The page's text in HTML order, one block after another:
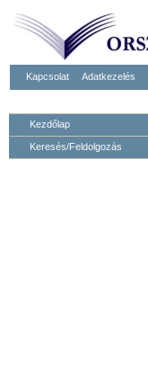
Kapcsolat Adatkezelés
Kezdőlap
Keresés/Feldolgozás